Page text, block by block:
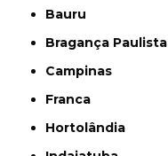
Bauru
Bragança Paulista
Campinas
Franca
Hortolândia